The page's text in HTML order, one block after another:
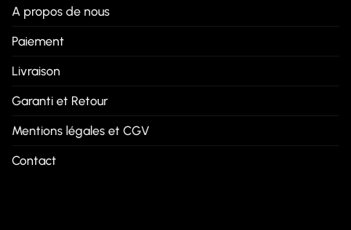
A propos de nous
Paiement
Livraison
Garanti et Retour
Mentions légales et CGV
Contact